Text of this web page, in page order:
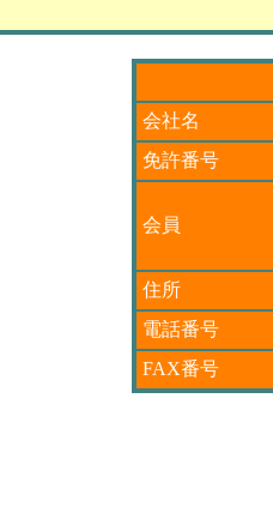
会社名
免許番号
会員
住所
電話番号
FAX番号